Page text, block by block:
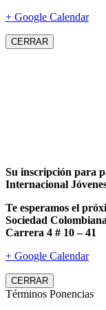
+ Google Calendar
CERRAR
Su inscripción para
Internacional
Te esperamos el
Sociedad
Carrera 4 # 10 – 41
+ Google Calendar
CERRAR
Términos Ponencias